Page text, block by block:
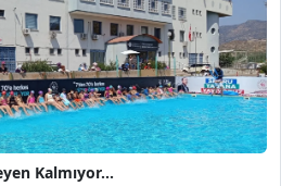
Kalmıyor...